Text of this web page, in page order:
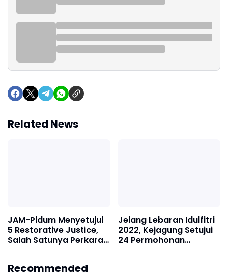
Related News
JAM-Pidum Menyetujui
5 Restorative Justice,
Salah Satunya Perkara
Jelang Lebaran Idulfitri
2022, Kejagung Setujui
24 Permohonan
Recommended